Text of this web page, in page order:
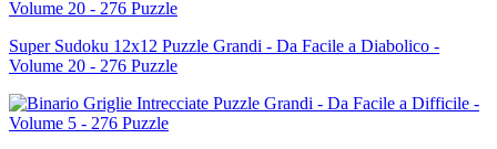
Super Sudoku 12x12 Puzzle Grandi - Da Facile a Diabolico -
Volume 20 - 276 Puzzle